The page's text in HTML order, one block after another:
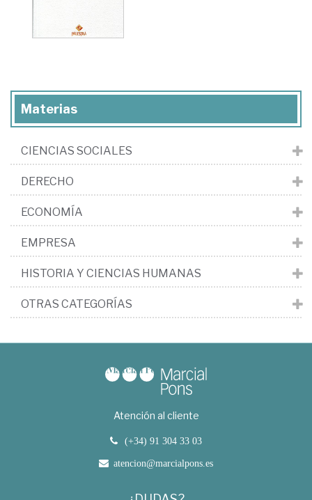
Materias
CIENCIAS SOCIALES
DERECHO
ECONOMÍA
EMPRESA
HISTORIA Y CIENCIAS HUMANAS
OTRAS CATEGORÍAS
Atención al cliente
(+34) 91 304 33 03
atencion@marcialpons.es